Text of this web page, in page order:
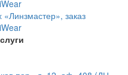
заказ